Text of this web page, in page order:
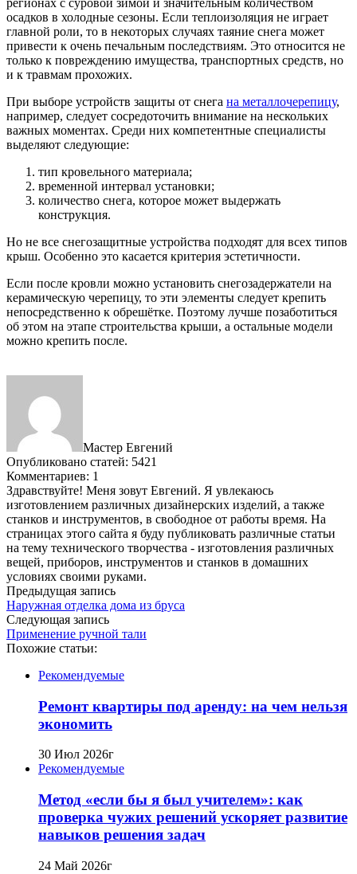
осадков в холодные сезоны. Если теплоизоляция не играет
главной роли, то в некоторых случаях таяние снега может
привести к очень печальным последствиям. Это относится не
только к повреждению имущества, транспортных средств, но
и к травмам прохожих.
При выборе устройств защиты от снега на металлочерепицу,
например, следует сосредоточить внимание на нескольких
важных моментах. Среди них компетентные специалисты
выделяют следующие:
тип кровельного материала;
временной интервал установки;
количество снега, которое может выдержать
конструкция.
Но не все снегозащитные устройства подходят для всех типов
крыш. Особенно это касается критерия эстетичности.
Если после кровли можно установить снегозадержатели на
керамическую черепицу, то эти элементы следует крепить
непосредственно к обрешётке. Поэтому лучше позаботиться
об этом на этапе строительства крыши, а остальные модели
можно крепить после.
Мастер Евгений
Опубликовано статей: 5421
Комментариев: 1
Здравствуйте! Меня зовут Евгений. Я увлекаюсь
изготовлением различных дизайнерских изделий, а также
станков и инструментов, в свободное от работы время. На
страницах этого сайта я буду публиковать различные статьи
на тему технического творчества - изготовления различных
вещей, приборов, инструментов и станков в домашних
условиях своими руками.
Предыдущая запись
Наружная отделка дома из бруса
Следующая запись
Применение ручной тали
Похожие статьи:
Рекомендуемые
Ремонт квартиры под аренду: на чем нельзя
экономить
30 Июл 2026г
Рекомендуемые
Метод «если бы я был учителем»: как
проверка чужих решений ускоряет развитие
навыков решения задач
24 Май 2026г